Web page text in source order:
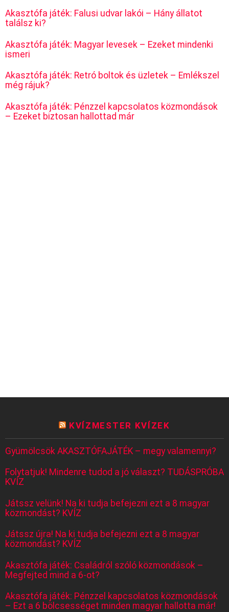
Akasztófa játék: Falusi udvar lakói – Hány állatot
találsz ki?
Akasztófa játék: Magyar levesek – Ezeket mindenki
ismeri
Akasztófa játék: Retró boltok és üzletek – Emlékszel
még rájuk?
Akasztófa játék: Pénzzel kapcsolatos közmondások
– Ezeket biztosan hallottad már
KVÍZMESTER KVÍZEK
Gyümölcsök AKASZTÓFAJÁTÉK – megy valamennyi?
Folytatjuk! Mindenre tudod a jó választ? TUDÁSPRÓBA
KVÍZ
Játssz velünk! Na ki tudja befejezni ezt a 8 magyar
közmondást? KVÍZ
Játssz újra! Na ki tudja befejezni ezt a 8 magyar
közmondást? KVÍZ
Akasztófa játék: Családról szóló közmondások –
Megfejted mind a 6-ot?
Akasztófa játék: Pénzzel kapcsolatos közmondások
– Ezt a 6 bölcsességet minden magyar hallotta már!